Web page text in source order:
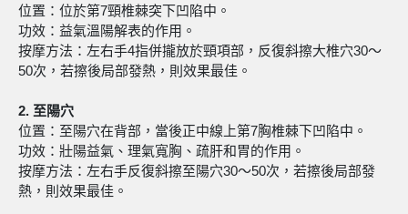
位置：位於第7頸椎棘突下凹陷中。
功效：益氣溫陽解表的作用。
按摩方法：左右手4指併攏放於頸項部，反復斜擦大椎穴30～
50次，若擦後局部發熱，則效果最佳。
2. 至陽穴
位置：至陽穴在背部，當後正中線上第7胸椎棘下凹陷中。
功效：壯陽益氣、理氣寬胸、疏肝和胃的作用。
按摩方法：左右手反復斜擦至陽穴30～50次，若擦後局部發
熱，則效果最佳。